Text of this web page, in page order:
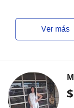
ver más
$